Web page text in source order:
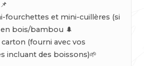
fourchettes et mini-cuillères (si
bois/bambou 🌲
(fourni avec vos
incluant des boissons)🌱